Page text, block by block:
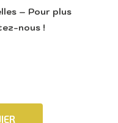
– Pour plus
nous !